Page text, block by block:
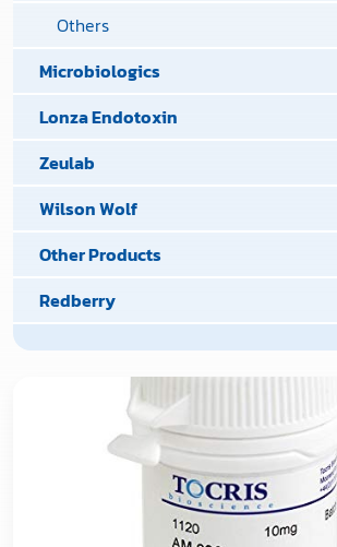
Others
Microbiologics
Lonza Endotoxin
Zeulab
Wilson Wolf
Other Products
Redberry